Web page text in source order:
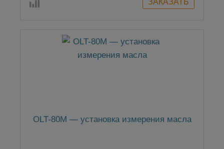
OLT-80М — установка измерения масла